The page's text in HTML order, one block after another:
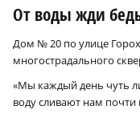
От воды жди
Дом № 20 по улице
многострадального
«Мы каждый день чуть
воду сливают нам почти